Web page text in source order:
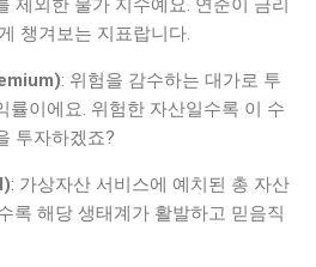
챙겨보는 지표랍니다.
: 위험을 감수하는 대가로 투
률이에요. 위험한 자산일수록 이 수
투자하겠죠?
: 가상자산 서비스에 예치된 총 자산
록 해당 생태계가 활발하고 믿음직